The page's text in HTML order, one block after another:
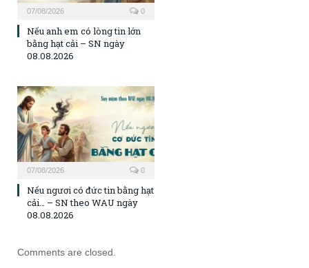
07/08/2026 0
Nếu anh em có lòng tin lớn
bằng hạt cải – SN ngày
08.08.2026
07/08/2026 0
Nếu ngươi có đức tin bằng hạt
cải… – SN theo WAU ngày
08.08.2026
Comments are closed.